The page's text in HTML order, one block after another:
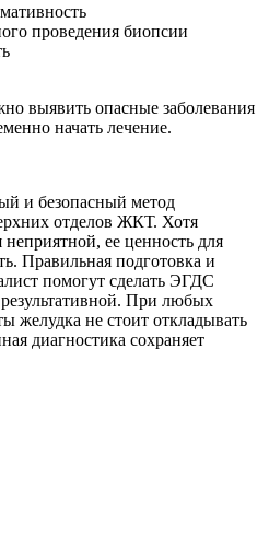
проведения биопсии
выявить опасные заболевания
начать лечение.
и безопасный метод
отделов ЖКТ. Хотя
ее ценность для
Правильная подготовка и
помогут сделать ЭГДС
При любых
желудка не стоит откладывать
диагностика сохраняет